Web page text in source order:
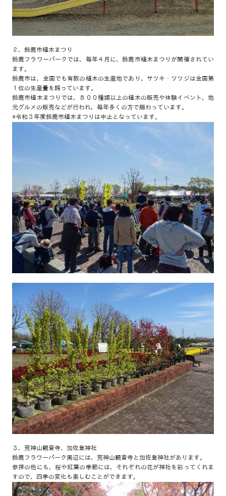
２．鈴鹿市植木まつり
鈴鹿フラワーパークでは，毎年４月に，鈴鹿市植木まつりが開催されてい
ます。
鈴鹿市は，全国でも有数の植木の生産地であり，サツキ・ツツジは全国第
１位の生産量を誇っています。
鈴鹿市植木まつりでは，８００種類以上の植木の販売や体験イベント，地
元グルメの販売などが行われ，毎年多くの方で賑わっています。
※令和３年度鈴鹿市植木まつりは中止となっています。
３．荒神山観音寺，加佐登神社
鈴鹿フラワーパーク周辺には，荒神山観音寺と加佐登神社があります。
参拝の他にも，桜や紅葉の季節には，それぞれの花が神社を彩ってくれま
すので，四季の変化も楽しむことができます。